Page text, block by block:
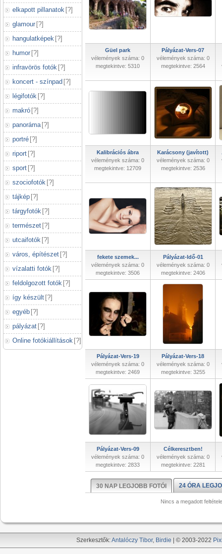
elkapott pillanatok [?]
glamour [?]
hangulatképek [?]
humor [?]
infravörös fotók [?]
koncert - színpad [?]
légifotók [?]
makró [?]
panoráma [?]
portré [?]
riport [?]
sport [?]
szociofotók [?]
tájkép [?]
tárgyfotók [?]
természet [?]
utcaifotók [?]
város, építészet [?]
vízalatti fotók [?]
feldolgozott fotók [?]
így készült [?]
egyéb [?]
pályázat [?]
Online fotókiállítások [?]
Güel park
vélemények száma: 0
megtekintve: 5310
Pályázat-Vers-07
vélemények száma: 0
megtekintve: 2564
Kalibrációs ábra
vélemények száma: 0
megtekintve: 12709
Karácsony (javított)
vélemények száma: 0
megtekintve: 2536
fekete szemek...
vélemények száma: 0
megtekintve: 3506
Pályázat-Idő-01
vélemények száma: 0
megtekintve: 2406
Pályázat-Vers-19
vélemények száma: 0
megtekintve: 2469
Pályázat-Vers-18
vélemények száma: 0
megtekintve: 3255
Pályázat-Vers-09
vélemények száma: 0
megtekintve: 2833
Célkeresztben!
vélemények száma: 0
megtekintve: 2281
30 NAP LEGJOBB FOTÓI 24 ÓRA
Nincs a megadott
Szerkesztők:Antalóczy Tibor, Birdie | © 2003-2022